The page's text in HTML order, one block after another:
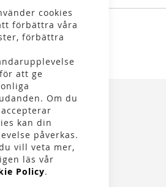
cookies
förbättra våra
förbättra
att ge
Om du
kan din
påverkas.
vill veta mer,
läs vår
Policy.
32, 111 35 Stockholm
08 21 90 00